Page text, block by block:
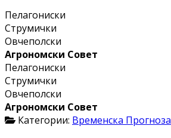
Пелагониски
Струмички
Овчеполски
Агрономски Совет
Пелагониски
Струмички
Овчеполски
Агрономски Совет
Категории: Временска Прогноза